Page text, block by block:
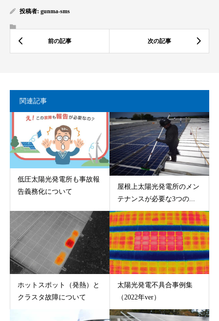
投稿者: gunma-sms
関連記事
低圧太陽光発電所も事故報
告義務化について
屋根上太陽光発電所のメン
テナンスが必要な3つの...
ホットスポット（発熱）と
クラスタ故障について
太陽光発電不具合事例集
（2022年ver）